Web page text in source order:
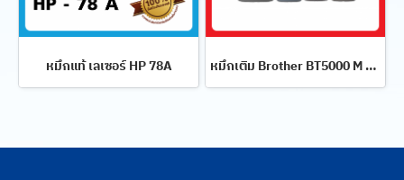
หมึกแท้ เลเซอร์ HP 78A หมึกเติม Brother BT5000 M สีชมพู